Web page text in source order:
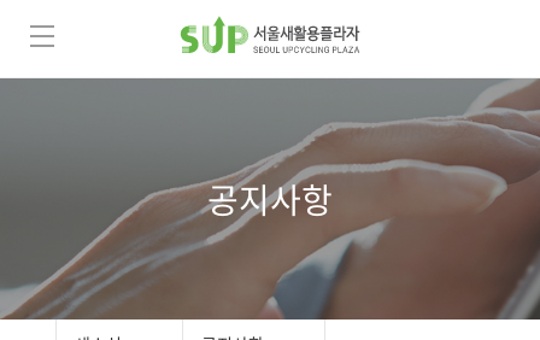
공지사항